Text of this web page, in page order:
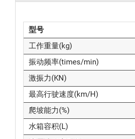
型号
工作重量(kg)
振动频率(times/min)
激振力(KN)
最高行驶速度(km/H)
爬坡能力(%)
水箱容积(L)